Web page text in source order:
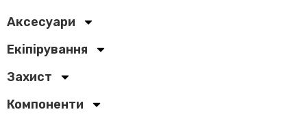
Аксесуари
Екіпірування
Захист
Компоненти